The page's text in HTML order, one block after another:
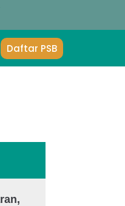
Daftar PSB